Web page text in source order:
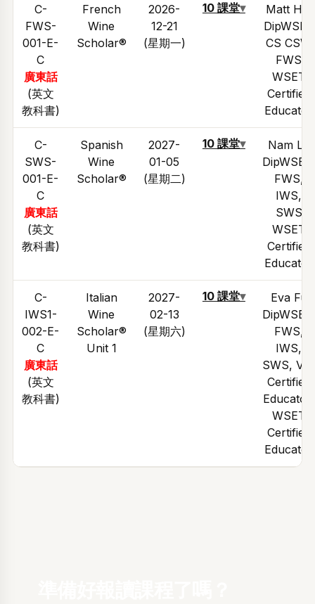
C-
FWS-
001-E-
C
廣東話
(英文
教科書)
French
Wine
Scholar®
2026-
12-21
(星期一)
10 課堂▾
Matt Hui
DipWSET
CS CSW
FWS
WSET
Certified
Educator
C-
SWS-
001-E-
C
廣東話
(英文
教科書)
Spanish
Wine
Scholar®
2027-
01-05
(星期二)
10 課堂▾
Nam Lo
DipWSET,
FWS,
IWS,
SWS
WSET
Certified
Educator
C-
IWS1-
002-E-
C
廣東話
(英文
教科書)
Italian
Wine
Scholar®
Unit 1
2027-
02-13
(星期六)
10 課堂▾
Eva Fu
DipWSET,
FWS,
IWS,
SWS, VIA
Certified
Educator,
WSET
Certified
Educator